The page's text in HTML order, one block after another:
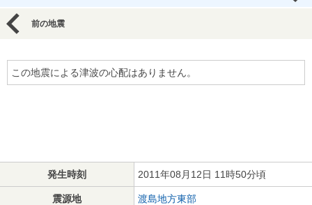
前の地震
この地震による津波の心配はありません。
発生時刻 2011年08月12日 11時50分頃
震源地 渡島地方東部